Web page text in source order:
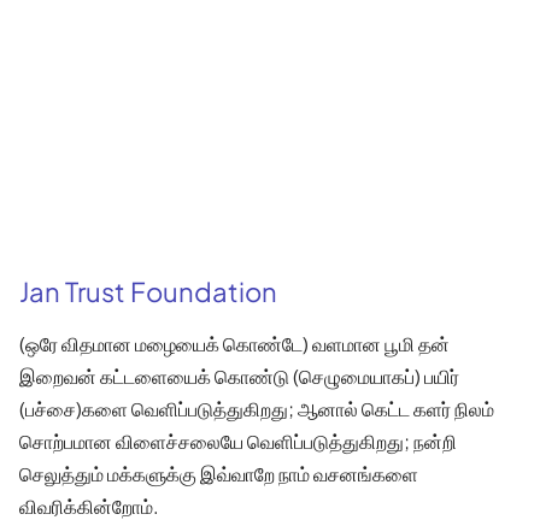
Jan Trust Foundation
(ஒரே விதமான மழையைக் கொண்டே) வளமான பூமி தன்
இறைவன் கட்டளையைக் கொண்டு (செழுமையாகப்) பயிர்
(பச்சை)களை வெளிப்படுத்துகிறது; ஆனால் கெட்ட களர் நிலம்
சொற்பமான விளைச்சலையே வெளிப்படுத்துகிறது; நன்றி
செலுத்தும் மக்களுக்கு இவ்வாறே நாம் வசனங்களை
விவரிக்கின்றோம்.